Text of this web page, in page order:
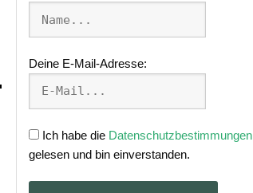
Deine E-Mail-Adresse:
Ich habe die Datenschutzbestimmungen
gelesen und bin einverstanden.